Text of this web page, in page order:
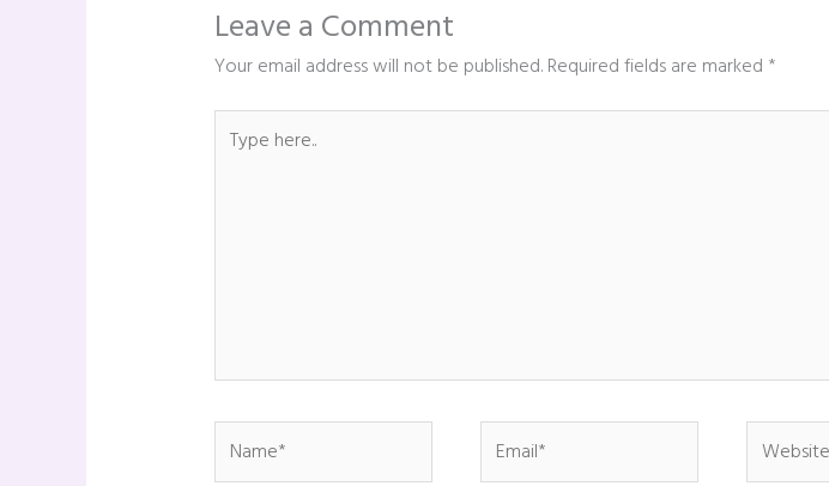
Leave a Comment
Your email address will not be published. Required fields are marked *
here..